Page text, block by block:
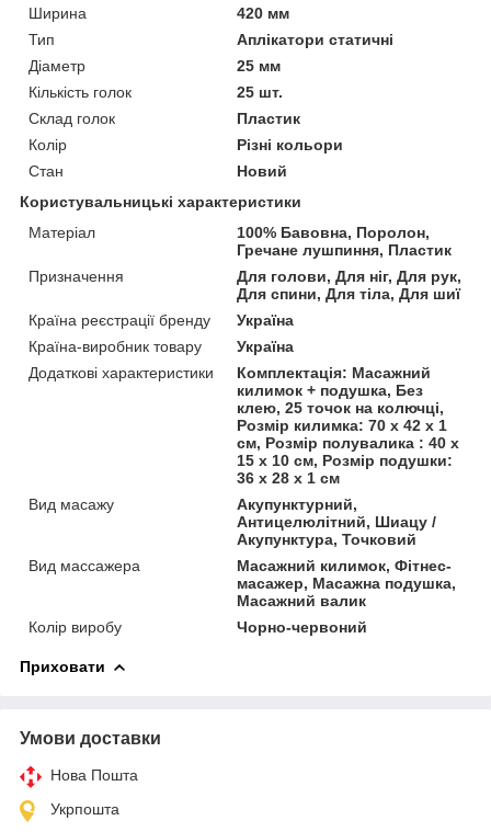
Ширина
420 мм
Тип
Аплікатори статичні
Діаметр
25 мм
Кількість голок
25 шт.
Склад голок
Пластик
Колір
Різні кольори
Стан
Новий
Користувальницькі характеристики
Матеріал
100% Бавовна, Поролон,
Гречане лушпиння, Пластик
Призначення
Для голови, Для ніг, Для рук,
Для спини, Для тіла, Для шиї
Країна реєстрації бренду
Україна
Країна-виробник товару
Україна
Додаткові характеристики
Комплектація: Масажний
килимок + подушка, Без
клею, 25 точок на колючці,
Розмір килимка: 70 х 42 х 1
см, Розмір полувалика : 40 х
15 х 10 см, Розмір подушки:
36 х 28 х 1 см
Вид масажу
Акупунктурний,
Антицелюлітний, Шиацу /
Акупунктура, Точковий
Вид массажера
Масажний килимок, Фітнес-
масажер, Масажна подушка,
Масажний валик
Колір виробу
Чорно-червоний
Приховати
Умови доставки
Нова Пошта
Укрпошта